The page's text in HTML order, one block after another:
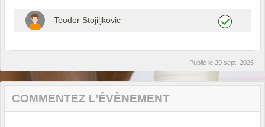
Teodor Stojiljkovic
Publié le 29 sept. 2025
COMMENTEZ L’ÉVÈNEMENT